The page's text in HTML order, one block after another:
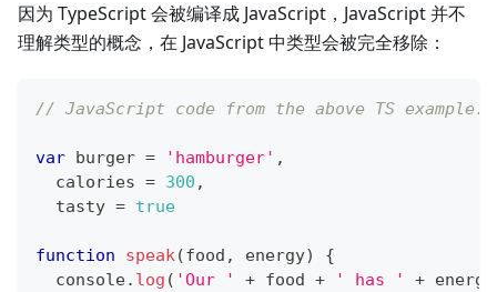
因为 TypeScript 会被编译成 JavaScript，JavaScript 并不
理解类型的概念，在 JavaScript 中类型会被完全移除：
// JavaScript code from the above TS example.
var burger = 'hamburger' ,
  calories
= 300 ,
  tasty
= true
function speak(food , energy)
{
console. log ( 'Our ' + food + ' has ' +